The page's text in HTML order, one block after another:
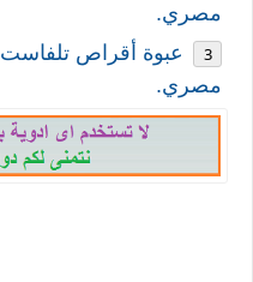
مصري.
عبوة أقراص تلفاست 180
مصري.